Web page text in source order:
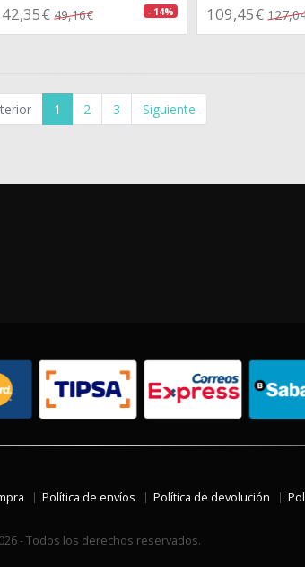
42,35€ 49,16€ - 14% 109,45€
1 2 3 Siguiente
Política de envíos Política de devolución
- Todos los derechos reservados.